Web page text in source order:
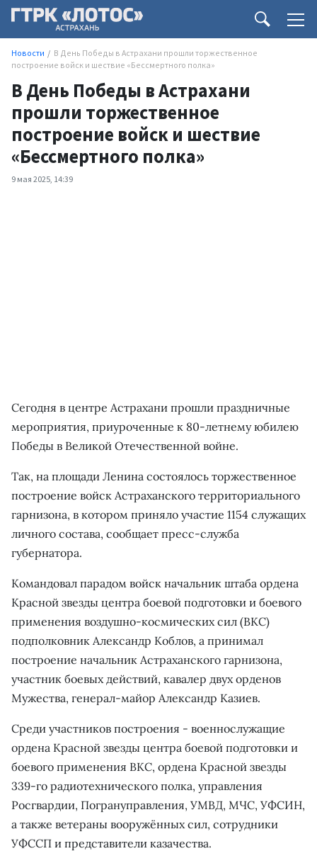
Новости
В День Победы в Астрахани прошли торжественное
построение войск и шествие «Бессмертного полка»
В День Победы в Астрахани
прошли торжественное
построение войск и шествие
«Бессмертного полка»
9 мая 2025, 14:39
Сегодня в центре Астрахани прошли праздничные
мероприятия, приуроченные к 80-летнему юбилею
Победы в Великой Отечественной войне.
Так, на площади Ленина состоялось торжественное
построение войск Астраханского территориального
гарнизона, в котором приняло участие 1154 служащих
личного состава, сообщает пресс-служба
губернатора.
Командовал парадом войск начальник штаба ордена
Красной звезды центра боевой подготовки и боевого
применения воздушно-космических сил (ВКС)
подполковник Александр Коблов, а принимал
построение начальник Астраханского гарнизона,
участник боевых действий, кавалер двух орденов
Мужества, генерал-майор Александр Казиев.
Среди участников построения - военнослужащие
ордена Красной звезды центра боевой подготовки и
боевого применения ВКС, ордена Красной звезды
339-го радиотехнического полка, управления
Росгвардии, Погрануправления, УМВД, МЧС, УФСИН,
а также ветераны вооружённых сил, сотрудники
УФССП и представители казачества.